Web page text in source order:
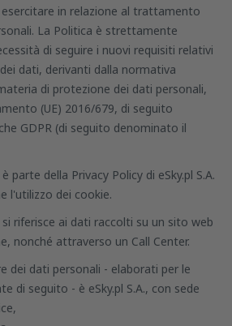
in relazione al trattamento
La Politica è strettamente
di seguire i nuovi requisiti relativi
dati, derivanti dalla normativa
di protezione dei dati personali,
(UE) 2016/679, di seguito
GDPR (di seguito denominato il
parte della Privacy Policy di eSky.pl S.A.
l'utilizzo dei cookie.
si riferisce ai dati raccolti su un sito web
nonché attraverso un Call Center.
dei dati personali - elaborati per le
di seguito - è eSky.pl S.A., con sede